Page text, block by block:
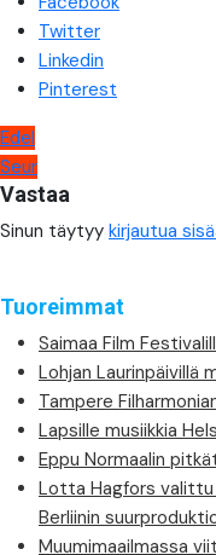
Twitter
Linkedin
Pinterest
Artikkelien
selaus
Edel
Seur
Vastaa
Sinun täytyy kirjautua
Tuoreimmat
Saimaa Film
Lohjan Laurinpäivillä
Tampere
Lapsille musiikkia
Eppu Normaalin
Lotta Hagfors valittu
Berliinin
Muumimaailmassa